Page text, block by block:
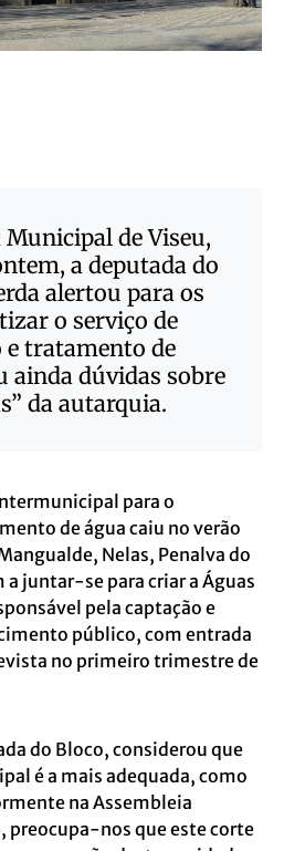
Municipal de Viseu,
a deputada do
alertou para os
o serviço de
tratamento de
ainda dúvidas sobre
da autarquia.
para o
de água caiu no verão
Nelas, Penalva do
a juntar-se para criar a Águas
pela captação e
público, com entrada
no primeiro trimestre de
do Bloco, considerou que
é a mais adequada, como
na Assembleia
preocupa-nos que este corte